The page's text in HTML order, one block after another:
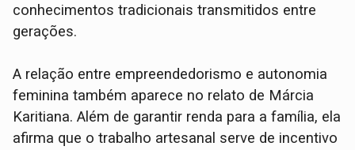
conhecimentos tradicionais transmitidos entre
gerações.
A relação entre empreendedorismo e autonomia
feminina também aparece no relato de Márcia
Karitiana. Além de garantir renda para a família, ela
afirma que o trabalho artesanal serve de incentivo